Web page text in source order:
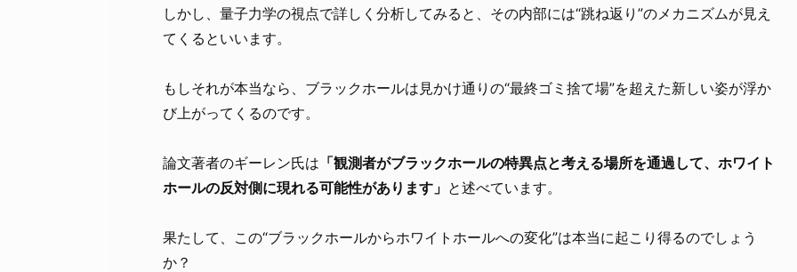
しかし、量子力学の視点で詳しく分析してみると、その内部には“跳ね返り”のメカニズムが見え
てくるといいます。
もしそれが本当なら、ブラックホールは見かけ通りの“最終ゴミ捨て場”を超えた新しい姿が浮か
び上がってくるのです。
論文著者のギーレン氏は 「観測者がブラックホールの特異点と考える場所を通過して、ホワイト
ホールの反対側に現れる可能性があります」 と述べています。
果たして、この“ブラックホールからホワイトホールへの変化”は本当に起こり得るのでしょう
か？